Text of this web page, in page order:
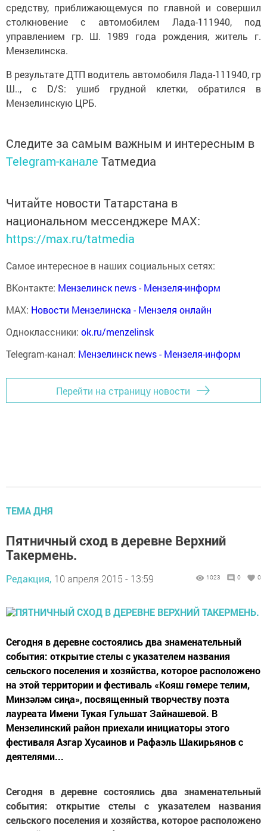
средству, приближающемуся по главной и совершил
столкновение с автомобилем Лада-111940, под
управлением гр. Ш. 1989 года рождения, житель г.
Мензелинска.
В результате ДТП водитель автомобиля Лада-111940, гр
Ш.., с D/S: ушиб грудной клетки, обратился в
Мензелинскую ЦРБ.
Следите за самым важным и интересным в
Telegram-канале Татмедиа
Читайте новости Татарстана в
национальном мессенджере MАХ:
https://max.ru/tatmedia
Самое интересное в наших социальных сетях:
ВКонтакте: Мензелинск news - Мензеля-информ
MAX: Новости Мензелинска - Мензеля онлайн
Одноклассники: ok.ru/menzelinsk
Telegram-канал: Мензелинск news - Мензеля-информ
Перейти на страницу новости
ТЕМА ДНЯ
Пятничный сход в деревне Верхний
Такермень.
Редакция, 10 апреля 2015 - 13:59 1023 0 0
Сегодня в деревне состоялись два знаменательный
события: открытие стелы с указателем названия
сельского поселения и хозяйства, которое расположено
на этой территории и фестиваль «Кояш гөмере телим,
Минзәләм сиңа», посвященный творчеству поэта
лауреата Имени Тукая Гульшат Зайнашевой. В
Мензелинский район приехали инициаторы этого
фестиваля Азгар Хусаинов и Рафаэль Шакирьянов с
деятелями...
Сегодня в деревне состоялись два знаменательный
события: открытие стелы с указателем названия
сельского поселения и хозяйства, которое расположено